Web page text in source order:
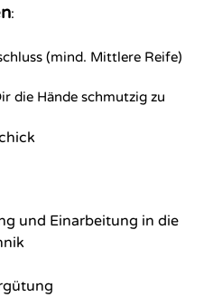
:
(mind. Mittlere Reife)
die Hände schmutzig zu
und Einarbeitung in die